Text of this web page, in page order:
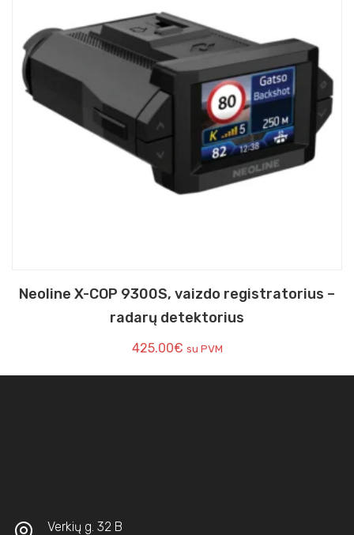
Neoline X-COP 9300S, vaizdo registratorius –
radarų detektorius
425.00€ su PVM
Verkių g. 32 B